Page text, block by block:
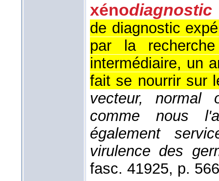
xénodiagnostic
de diagnostic
par la
intermédiaire, un
fait se nourrir sur
vecteur, normal
comme nous
également
virulence des
fasc. 41925, p.